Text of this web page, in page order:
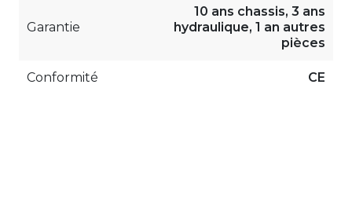
Garantie
10 ans chassis, 3 ans
hydraulique, 1 an autres
pièces
Conformité CE